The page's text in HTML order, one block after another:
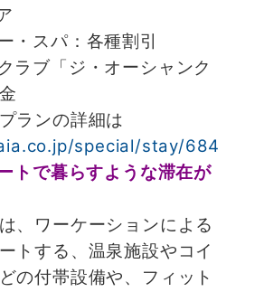
・スパ：各種割引
ラブ「ジ・オーシャンク
ランの詳細は
special/stay/684
トで暮らすような滞在が
、ワーケーションによる
トする、温泉施設やコイ
の付帯設備や、フィット